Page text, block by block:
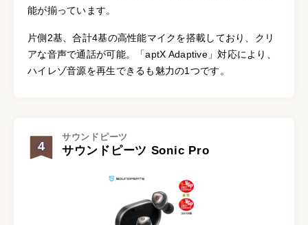
能が揃っています。
片側2基、合計4基の高性能マイクを搭載しており、クリ
アな音声で通話が可能。「aptX Adaptive」対応により、
ハイレゾ音源を再生できるも魅力の1つです。
4
サウンドピーツ
サウンドピーツ Sonic Pro